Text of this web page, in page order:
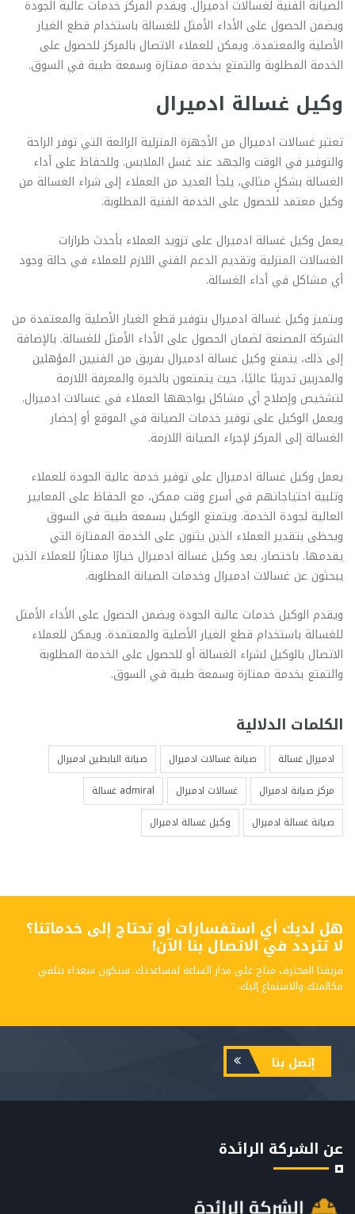
الصيانة الفنية لغسالات ادميرال. ويقدم المركز خدمات عالية الجودة
ويضمن الحصول على الأداء الأمثل للغسالة باستخدام قطع الغيار
الأصلية والمعتمدة. ويمكن للعملاء الاتصال بالمركز للحصول على
الخدمة المطلوبة والتمتع بخدمة ممتازة وسمعة طيبة في السوق.
وكيل غسالة ادميرال
تعتبر غسالات ادميرال من الأجهزة المنزلية الرائعة التي توفر الراحة
والتوفير في الوقت والجهد عند غسل الملابس. وللحفاظ على أداء
الغسالة بشكلٍ مثالي، يلجأ العديد من العملاء إلى شراء الغسالة من
وكيل معتمد للحصول على الخدمة الفنية المطلوبة.
يعمل وكيل غسالة ادميرال على تزويد العملاء بأحدث طرازات
الغسالات المنزلية وتقديم الدعم الفني اللازم للعملاء في حالة وجود
أي مشاكل في أداء الغسالة.
ويتميز وكيل غسالة ادميرال بتوفير قطع الغيار الأصلية والمعتمدة من
الشركة المصنعة لضمان الحصول على الأداء الأمثل للغسالة. بالإضافة
إلى ذلك، يتمتع وكيل غسالة ادميرال بفريق من الفنيين المؤهلين
والمدربين تدريبًا عاليًا، حيث يتمتعون بالخبرة والمعرفة اللازمة
لتشخيص وإصلاح أي مشاكل يواجهها العملاء في غسالات ادميرال.
ويعمل الوكيل على توفير خدمات الصيانة في الموقع أو إحضار
الغسالة إلى المركز لإجراء الصيانة اللازمة.
يعمل وكيل غسالة ادميرال على توفير خدمة عالية الجودة للعملاء
وتلبية احتياجاتهم في أسرع وقت ممكن، مع الحفاظ على المعايير
العالية لجودة الخدمة. ويتمتع الوكيل بسمعة طيبة في السوق
ويحظى بتقدير العملاء الذين يثنون على الخدمة الممتازة التي
يقدمها. باختصار، يعد وكيل غسالة ادميرال خيارًا ممتازًا للعملاء الذين
يبحثون عن غسالات ادميرال وخدمات الصيانة المطلوبة.
ويقدم الوكيل خدمات عالية الجودة ويضمن الحصول على الأداء الأمثل
للغسالة باستخدام قطع الغيار الأصلية والمعتمدة. ويمكن للعملاء
الاتصال بالوكيل لشراء الغسالة أو للحصول على الخدمة المطلوبة
والتمتع بخدمة ممتازة وسمعة طيبة في السوق.
الكلمات الدلالية
ادميرال غسالة صيانة غسالات ادميرال
صيانة البابطين ادميرال
مركز صيانة ادميرال
غسالات ادميرال
admiral غسالة
صيانة غسالة ادميرال
وكيل غسالة ادميرال
هل لديك أي استفسارات أو تحتاج إلى خدماتنا؟
لا تتردد في الاتصال بنا الآن!
فريقنا المحترف متاح على مدار الساعة لمساعدتك. سنكون سعداء بتلقي
مكالمتك والاستماع إليك.
إتصل بنا
عن الشركة الرائدة